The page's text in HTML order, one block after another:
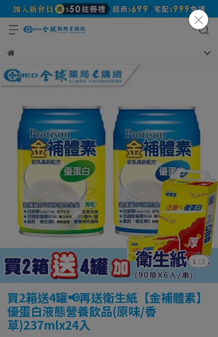
1 / 3
買2箱送4罐📢再送衛生紙【金補體素】
優蛋白液態營養飲品(原味/香
草)237mlx24入